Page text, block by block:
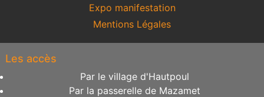
Expo manifestation
Mentions Légales
Les accès
Par le village d'Hautpoul
Par la passerelle de Mazamet